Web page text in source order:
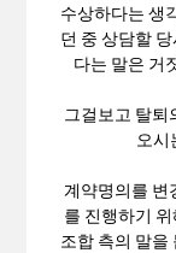
수상하다는 생
던 중 상담할
다는 말은 거
그걸보고 탈퇴
오시
계약명의를 변
를 진행하기
조합 측의 말을